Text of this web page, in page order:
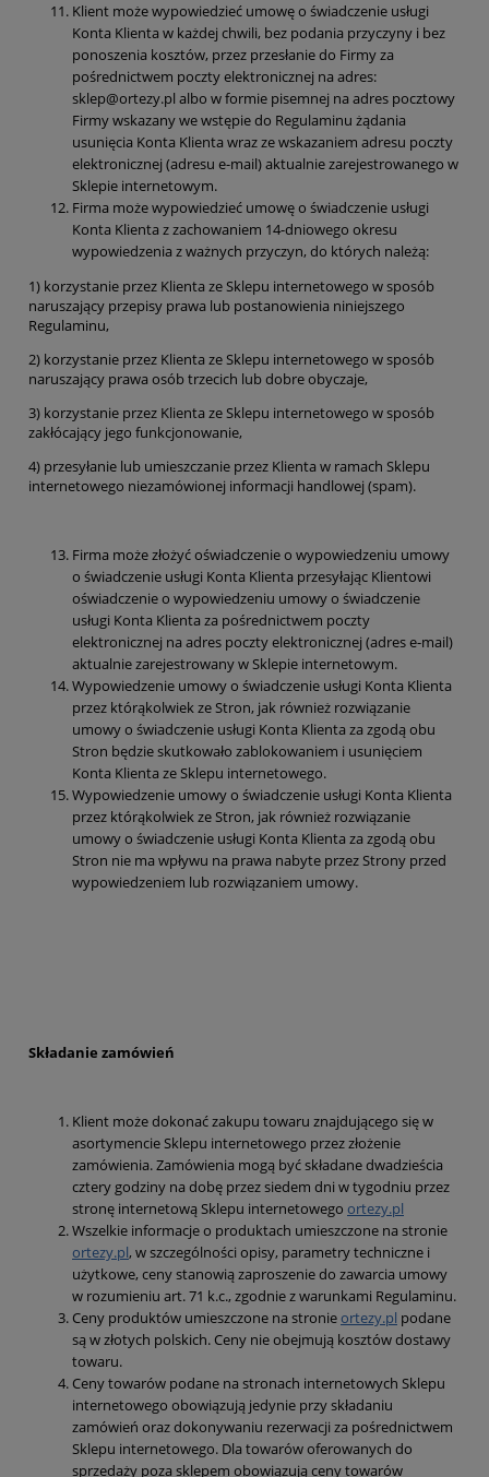
Klient może wypowiedzieć umowę o świadczenie usługi
Konta Klienta w każdej chwili, bez podania przyczyny i bez
ponoszenia kosztów, przez przesłanie do Firmy za
pośrednictwem poczty elektronicznej na adres:
sklep@ortezy.pl albo w formie pisemnej na adres pocztowy
Firmy wskazany we wstępie do Regulaminu żądania
usunięcia Konta Klienta wraz ze wskazaniem adresu poczty
elektronicznej (adresu e-mail) aktualnie zarejestrowanego w
Sklepie internetowym.
Firma może wypowiedzieć umowę o świadczenie usługi
Konta Klienta z zachowaniem 14-dniowego okresu
wypowiedzenia z ważnych przyczyn, do których należą:
1) korzystanie przez Klienta ze Sklepu internetowego w sposób
naruszający przepisy prawa lub postanowienia niniejszego
Regulaminu,
2) korzystanie przez Klienta ze Sklepu internetowego w sposób
naruszający prawa osób trzecich lub dobre obyczaje,
3) korzystanie przez Klienta ze Sklepu internetowego w sposób
zakłócający jego funkcjonowanie,
4) przesyłanie lub umieszczanie przez Klienta w ramach Sklepu
internetowego niezamówionej informacji handlowej (spam).
Firma może złożyć oświadczenie o wypowiedzeniu umowy
o świadczenie usługi Konta Klienta przesyłając Klientowi
oświadczenie o wypowiedzeniu umowy o świadczenie
usługi Konta Klienta za pośrednictwem poczty
elektronicznej na adres poczty elektronicznej (adres e-mail)
aktualnie zarejestrowany w Sklepie internetowym.
Wypowiedzenie umowy o świadczenie usługi Konta Klienta
przez którąkolwiek ze Stron, jak również rozwiązanie
umowy o świadczenie usługi Konta Klienta za zgodą obu
Stron będzie skutkowało zablokowaniem i usunięciem
Konta Klienta ze Sklepu internetowego.
Wypowiedzenie umowy o świadczenie usługi Konta Klienta
przez którąkolwiek ze Stron, jak również rozwiązanie
umowy o świadczenie usługi Konta Klienta za zgodą obu
Stron nie ma wpływu na prawa nabyte przez Strony przed
wypowiedzeniem lub rozwiązaniem umowy.
Składanie zamówień
Klient może dokonać zakupu towaru znajdującego się w
asortymencie Sklepu internetowego przez złożenie
zamówienia. Zamówienia mogą być składane dwadzieścia
cztery godziny na dobę przez siedem dni w tygodniu przez
stronę internetową Sklepu internetowego ortezy.pl
Wszelkie informacje o produktach umieszczone na stronie
ortezy.pl, w szczególności opisy, parametry techniczne i
użytkowe, ceny stanowią zaproszenie do zawarcia umowy
w rozumieniu art. 71 k.c., zgodnie z warunkami Regulaminu.
Ceny produktów umieszczone na stronieortezy.pl podane
są w złotych polskich. Ceny nie obejmują kosztów dostawy
towaru.
Ceny towarów podane na stronach internetowych Sklepu
internetowego obowiązują jedynie przy składaniu
zamówień oraz dokonywaniu rezerwacji za pośrednictwem
Sklepu internetowego. Dla towarów oferowanych do
sprzedaży poza sklepem obowiązują ceny towarów